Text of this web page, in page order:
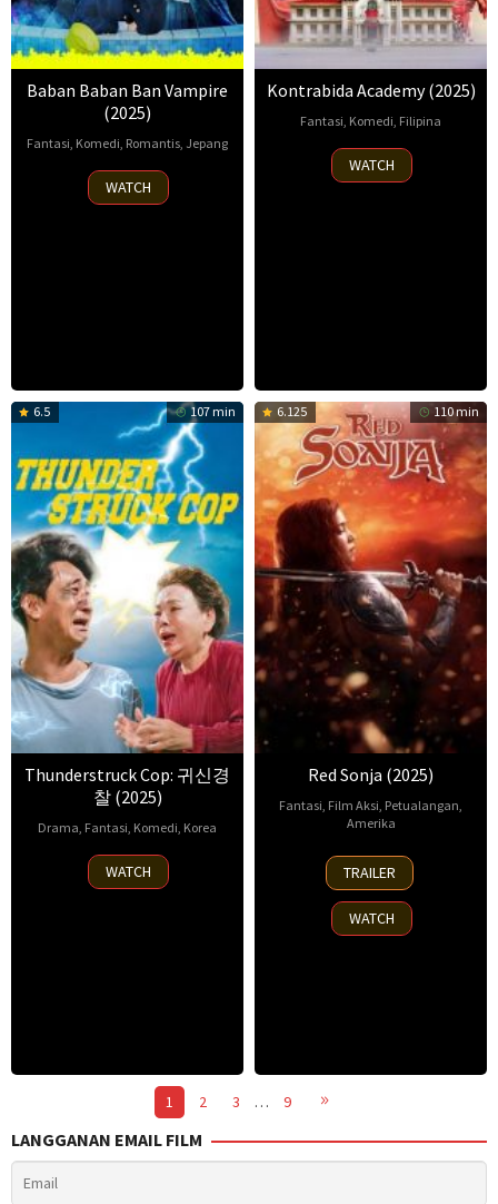
Baban Baban Ban Vampire
(2025)
Fantasi, Komedi, Romantis, Jepang
4
Jul
Shinji
Hamasaki
WATCH
Kontrabida Academy (2025)
Fantasi, Komedi, Filipina
10
Sep
Chris
Martinez
WATCH
6.5 107 min
Thunderstruck Cop: 귀신경
찰 (2025)
Drama Fantasi Komedi Korea
24
Jan
Kim
Young-
WATCH
6.125 110 min
Red Sonja (2025)
Fantasi Film Aksi Petualangan
Amerika
31
Jul
2025
Danica
Davis,
MJ
Bassett
TRAILER
WATCH
1 2 3 … 9
LANGGANAN EMAIL FILM